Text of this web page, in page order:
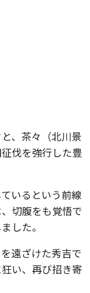
、茶々（北川景
伐を強行した豊
いるという前線
切腹をも覚悟で
した。
遠ざけた秀吉で
い、再び招き寄